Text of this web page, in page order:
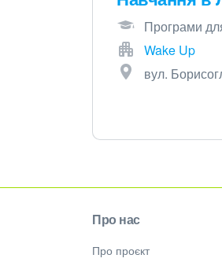
Програми
Wake Up
вул.
Про нас
Про проєкт